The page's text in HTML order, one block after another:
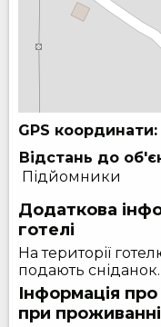
GPS координати:
Відстань до
Підйомники
Додаткова
готелі
На території
подають сніданок.
Інформація про
при проживанні